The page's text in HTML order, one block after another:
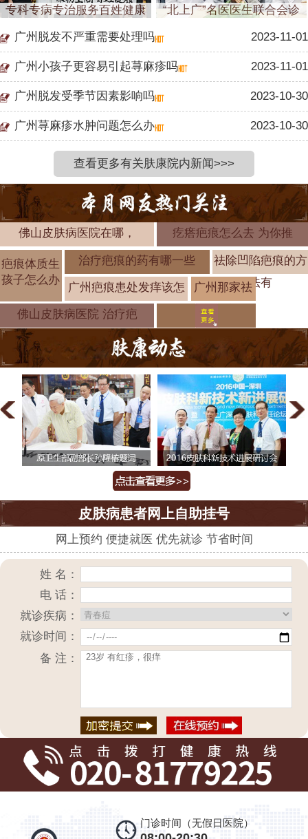
专科专病专治服务百姓健康 “北上广”名医医生联合会诊
广州脱发不严重需要处理吗 2023-11-01
广州小孩子更容易引起荨麻疹吗 2023-11-01
广州脱发受季节因素影响吗 2023-10-30
广州荨麻疹水肿问题怎么办 2023-10-30
查看更多有关肤康院内新闻>>>
佛山皮肤病医院在哪， 疙瘩疤痕怎么去 为你推
疤痕体质生
孩子怎么办
治疗疤痕的药有哪一些
祛除凹陷疤痕的方
法有
广州疤痕患处发痒该怎
广州那家祛
疤医院好
佛山皮肤病医院 治疗疤
皮肤病患者网上自助挂号
网上预约 便捷就医 优先就诊 节省时间
姓 名：
电 话：
就诊疾病：
就诊时间：
备 注：
门诊时间（无假日医院）